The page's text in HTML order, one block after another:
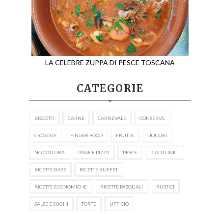
LA CELEBRE ZUPPA DI PESCE TOSCANA
CATEGORIE
BISCOTTI CARNE CARNEVALE CONSERVE
CROSTATE FINGER FOOD FRUTTA LIQUORI
NO COTTURA PANE E PIZZA PESCE PIATTI UNICI
RICETTE BASE RICETTE BUFFET
RICETTE ECONOMICHE RICETTE PASQUALI RUSTICI
SALSE E SUGHI TORTE UFFICIO